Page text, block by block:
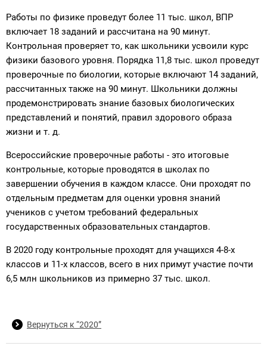
Работы по физике проведут более 11 тыс. школ, ВПР
включает 18 заданий и рассчитана на 90 минут.
Контрольная проверяет то, как школьники усвоили курс
физики базового уровня. Порядка 11,8 тыс. школ проведут
проверочные по биологии, которые включают 14 заданий,
рассчитанных также на 90 минут. Школьники должны
продемонстрировать знание базовых биологических
представлений и понятий, правил здорового образа
жизни и т. д.
Всероссийские проверочные работы - это итоговые
контрольные, которые проводятся в школах по
завершении обучения в каждом классе. Они проходят по
отдельным предметам для оценки уровня знаний
учеников с учетом требований федеральных
государственных образовательных стандартов.
В 2020 году контрольные проходят для учащихся 4-8-х
классов и 11-х классов, всего в них примут участие почти
6,5 млн школьников из примерно 37 тыс. школ.
Вернуться к “2020”